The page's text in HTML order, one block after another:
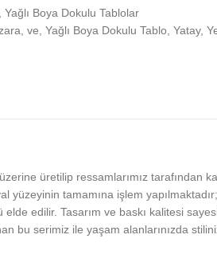
Yağlı Boya Dokulu Tablolar
ve Yağlı Boya Dokulu Tablo Yatay,
üretilip ressamlarımız tarafından
yüzeyinin tamamına işlem yapılmaktadır;
edilir. Tasarım ve baskı kalitesi
bu serimiz ile yaşam alanlarınızda